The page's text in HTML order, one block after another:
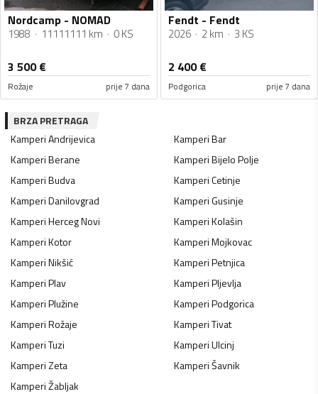
Nordcamp - NOMAD
1988 11111111 km 0 KS
3 500€
Rožaje prije 7 dana
Fendt - Fendt
2026 2 km 3 KS
2 400€
Podgorica prije 7 dana
BRZA PRETRAGA
KamperiAndrijevica KamperiBar
KamperiBerane KamperiBijelo Polje
KamperiBudva KamperiCetinje
KamperiDanilovgrad KamperiGusinje
KamperiHerceg Novi KamperiKolašin
KamperiKotor KamperiMojkovac
KamperiNikšić KamperiPetnjica
KamperiPlav KamperiPljevlja
KamperiPlužine KamperiPodgorica
KamperiRožaje KamperiTivat
KamperiTuzi KamperiUlcinj
KamperiZeta KamperiŠavnik
KamperiŽabljak